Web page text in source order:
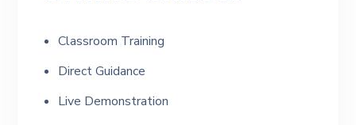
Classroom Training
Direct Guidance
Live Demonstration